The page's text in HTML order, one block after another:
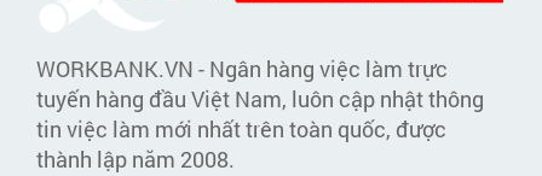
WORKBANK.VN - Ngân hàng việc làm trực
tuyến hàng đầu Việt Nam, luôn cập nhật thông
tin việc làm mới nhất trên toàn quốc, được
thành lập năm 2008.